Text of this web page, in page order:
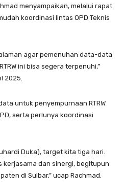
menyampaikan, melalui rapat
koordinasi lintas OPD Teknis
agar pemenuhan data-data
ini bisa segera terpenuhi,”
2025.
untuk penyempurnaan RTRW
serta perlunya koordinasi
Duka), target kita tiga hari.
kerjasama dan sinergi, begitupun
di Sulbar,” ucap Rachmad.